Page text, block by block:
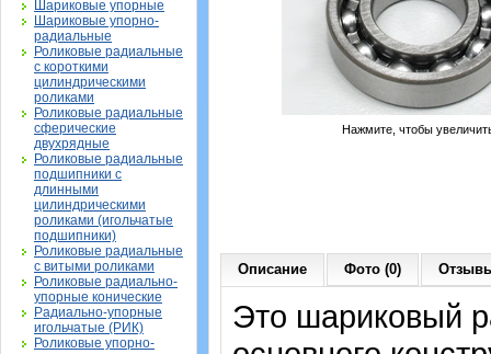
Шариковые упорные
Шариковые упорно-
радиальные
Роликовые радиальные
с короткими
цилиндрическими
роликами
Роликовые радиальные
сферические
двухрядные
Роликовые радиальные
подшипники с
длинными
цилиндрическими
роликами (игольчатые
подшипники)
Роликовые радиальные
с витыми роликами
Роликовые радиально-
упорные конические
Радиально-упорные
игольчатые (РИК)
Роликовые упорно-
Нажмите, чтобы
Описание Фото (0)
Это шариковый